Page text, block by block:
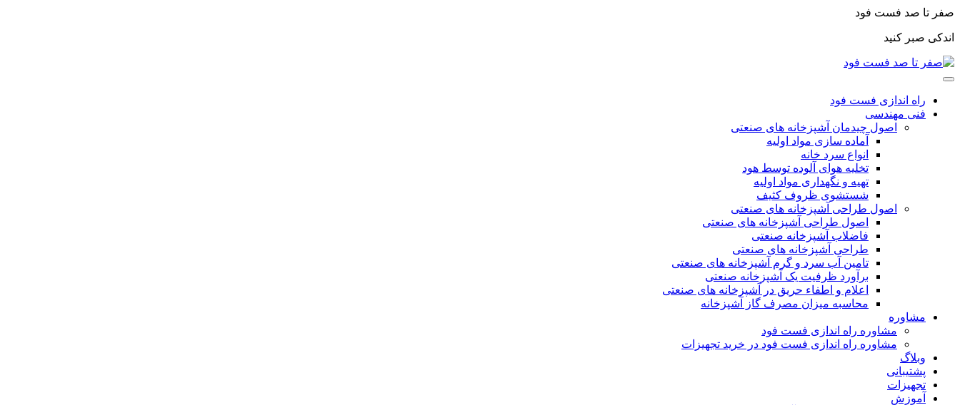
صفر تا صد فست فود
اندکی صبر کنید
راه اندازی فست فود
فنی مهندسی
اصول چیدمان آشپزخانه های صنعتی
آماده سازی مواد اولیه
انواع سرد خانه
تخلیه هوای آلوده توسط هود
تهیه و نگهداری مواد اولیه
شستشوی ظروف کثیف
اصول طراحی آشپزخانه های صنعتی
اصول طراحی آشپزخانه های صنعتی
فاضلاب آشپزخانه صنعتی
طراحی آشپزخانه های صنعتی
تامین آب سرد و گرم آشپزخانه های صنعتی
برآورد ظرفیت یک آشپزخانه صنعتی
اعلام و اطفاء حریق در آشپزخانه های صنعتی
محاسبه میزان مصرف گاز آشپزخانه
مشاوره
مشاوره راه اندازی فست فود
مشاوره راه اندازی فست فود در خرید تجهیزات
وبلاگ
پشتیبانی
تجهیزات
آموزش